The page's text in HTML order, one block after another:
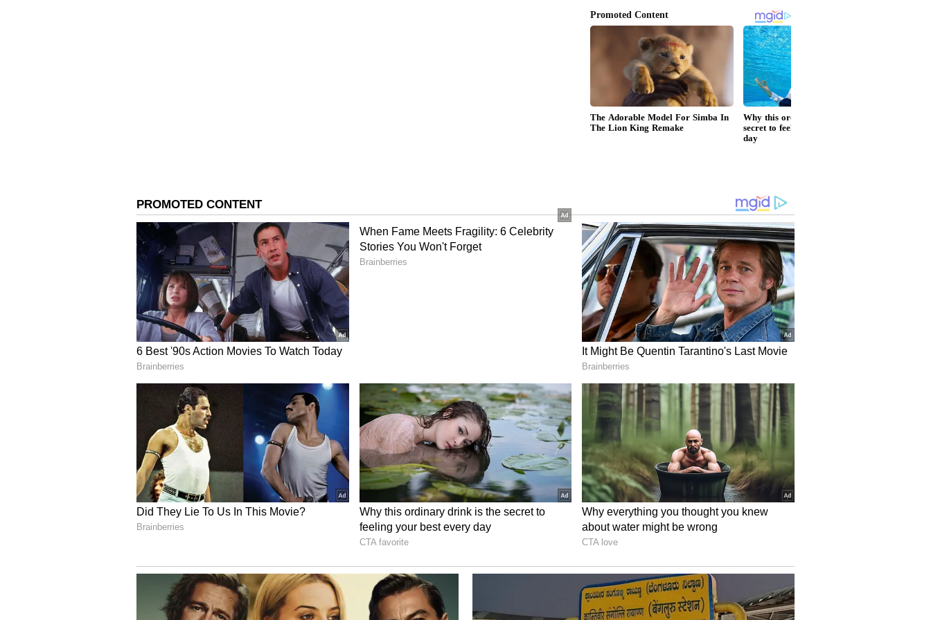
4
7
Image Credit : Asianet News
ಬೆಳಗಾವಿ: ಕಕ್ಕೇರಿಯಲ್ಲಿ ಭಯಾನಕ ಬಿರುಗಾಳಿ
ಇನ್ನು ಖಾನಾಪುರ ತಾಲೂಕಿನ ಕಕ್ಕೇರಿ ಗ್ರಾಮದಲ್ಲಿ ಭಯಾನಕ ಬಿರುಗಾಳಿ ಸಹಿತ ಮಳೆಯಾಗಿದೆ. ಬಿರುಗಾಳಿಯ
ರಭಸಕ್ಕೆ ಗಿಡಮರಗಳು ಮತ್ತು ವಿದ್ಯುತ್ ಕಂಬಗಳು ನೆಲಕ್ಕಚ್ಚಿವೆ. ಈ ಭಯಾನಕ ದೃಶ್ಯಗಳು ಸ್ಥಳೀಯರ
ಮೊಬೈಲ್‌ನಲ್ಲಿ ಸೆರೆಯಾಗಿವೆ. ಮುಂಜಾಗ್ರತಾ ಕ್ರಮವಾಗಿ ಚಿಕ್ಕೋಡಿ ಪಟ್ಟಣದಲ್ಲಿ ತಡರಾತ್ರಿವರೆಗೆ ವಿದ್ಯುತ್
ಕಡಿತಗೊಳಿಸಲಾಗಿತ್ತು.